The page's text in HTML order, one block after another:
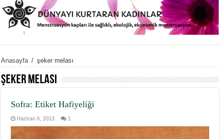
Anasayfa / şeker melası
şeker melası
Sofra: Etiket Hafiyeliği
Haziran 6, 2013 1